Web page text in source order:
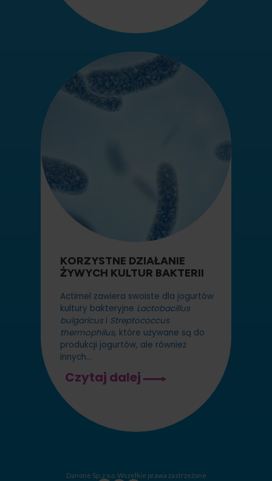
KORZYSTNE DZIAŁANIE
ŻYWYCH KULTUR BAKTERII
Actimel zawiera swoiste dla jogurtów
kultury bakteryjne Lactobacillus
bulgaricusi Streptococcus
thermophilus, które używane są do
produkcji jogurtów, ale również
innych…
Czytaj dalejKORZYSTNE
DZIAŁANIE
KULTUR
BAKTERII
Danone Sp. z o.o. Wszelkie prawa zastrzeżone